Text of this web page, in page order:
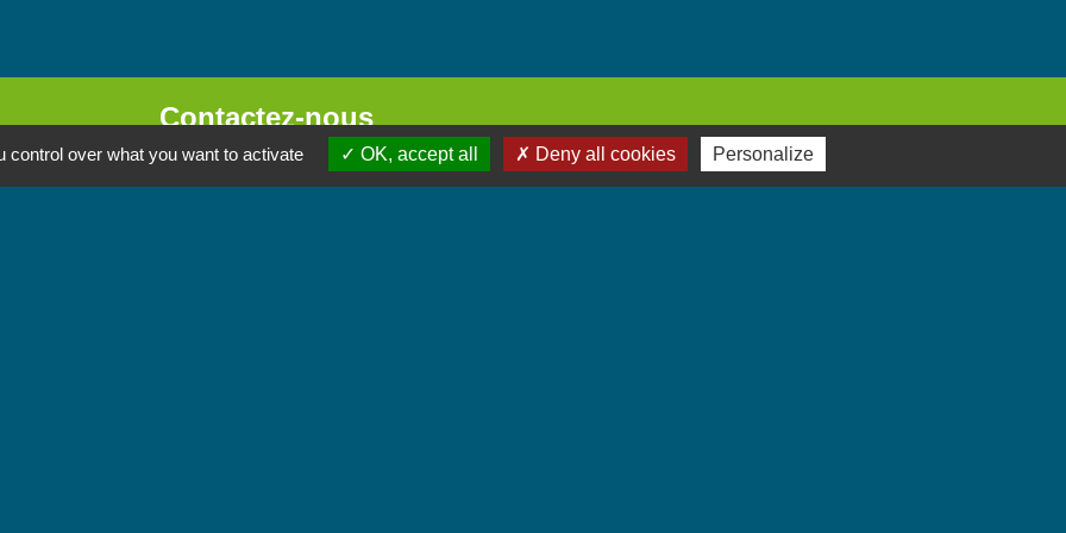
Contactez-nous
Commune de Chignin
over what you want to activate OK, accept all Deny all cookies Personalize